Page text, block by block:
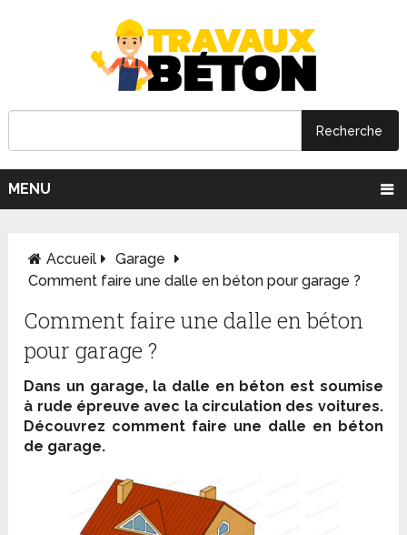
MENU
Accueil
Garage
Comment faire une dalle en béton pour garage ?
Comment faire une dalle en béton
pour garage ?
Dans un garage, la dalle en béton est soumise
à rude épreuve avec la circulation des voitures.
Découvrez comment faire une dalle en béton
de garage.